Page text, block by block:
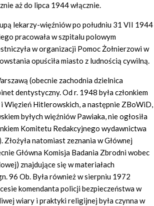
aż do lipca 1944 włącznie.
lekarzy-więźniów po południu 31 VII 1944
pracowała w szpitalu polowym
w organizacji Pomoc Żołnierzowi w
opuściła miasto z ludnością cywilną.
(obecnie zachodnia dzielnica
dentystyczny. Od r. 1948 była członkiem
Więzień Hitlerowskich, a następnie ZBoWiD,
byłych więźniów Pawiaka, nie ogłosiła
Komitetu Redakcyjnego wydawnictwa
Złożyła natomiast zeznania w Głównej
Główna Komisja Badania Zbrodni wobec
znajdujące się w materiałach
96 Ob. Była również w sierpniu 1972
komendanta policji bezpieczeństwa w
wiary i praktyki religijnej była czynna w